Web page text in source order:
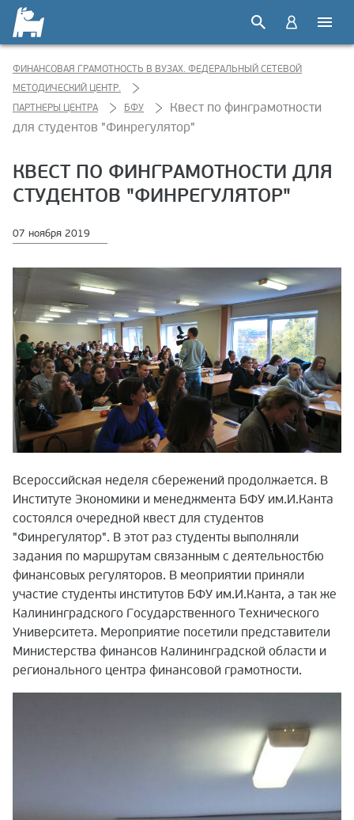
ФИНАНСОВАЯ ГРАМОТНОСТЬ В ВУЗАХ. ФЕДЕРАЛЬНЫЙ СЕТЕВОЙ
МЕТОДИЧЕСКИЙ ЦЕНТР.
ПАРТНЕРЫ ЦЕНТРА
БФУ
Квест по финграмотности
для студентов "Финрегулятор"
КВЕСТ ПО ФИНГРАМОТНОСТИ ДЛЯ
СТУДЕНТОВ "ФИНРЕГУЛЯТОР"
07 ноября 2019
Всероссийская неделя сбережений продолжается. В
Институте Экономики и менеджмента БФУ им.И.Канта
состоялся очередной квест для студентов
"Финрегулятор". В этот раз студенты выполняли
задания по маршрутам связанным с деятельностбю
финансовых регуляторов. В меоприятии приняли
участие студенты институтов БФУ им.И.Канта, а так же
Калининградского Государственного Технического
Университета. Мероприятие посетили представители
Министерства финансов Калининградской области и
регионального центра финансовой грамотности.